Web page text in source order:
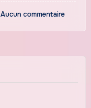
Aucun commentaire